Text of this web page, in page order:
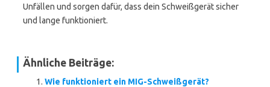
Unfällen und sorgen dafür, dass dein Schweißgerät sicher
und lange funktioniert.
Ähnliche Beiträge:
Wie funktioniert ein MIG-Schweißgerät?